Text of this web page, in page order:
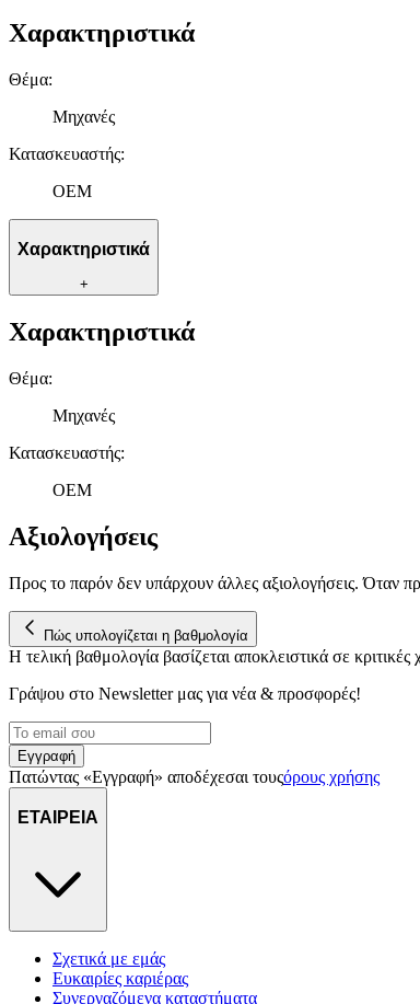
Χαρακτηριστικά
Θέμα:
Μηχανές
Κατασκευαστής:
OEM
Χαρακτηριστικά
+
Χαρακτηριστικά
Θέμα:
Μηχανές
Κατασκευαστής:
OEM
Αξιολογήσεις
Προς το παρόν δεν υπάρχουν άλλες αξιολογήσεις. Όταν
Πώς υπολογίζεται η βαθμολογία
Η τελική βαθμολογία βασίζεται αποκλειστικά σε
Γράψου στο Νewsletter μας για νέα & προσφορές!
Εγγραφή
Πατώντας «Εγγραφή» αποδέχεσαι τουςόρους χρήσης
ΕΤΑΙΡΕΙΑ
Σχετικά με εμάς
Ευκαιρίες καριέρας
Συνεργαζόμενα καταστήματα